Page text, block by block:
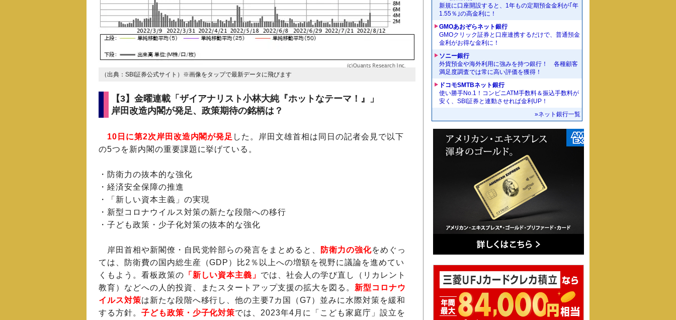
（出典：SBI証券公式サイト）※画像をタップで最新データに飛びます
【3】金曜連載「ザイアナリスト小林大純『ホットなテーマ！』」
岸田改造内閣が発足、政策期待の銘柄は？
10日に第2次岸田改造内閣が発足 した。岸田文雄首相は同日の記者会見で以下
の5つを新内閣の重要課題に挙げている。
・防衛力の抜本的な強化
・経済安全保障の推進
・「新しい資本主義」の実現
・新型コロナウイルス対策の新たな段階への移行
・子ども政策・少子化対策の抜本的な強化
岸田首相や新閣僚・自民党幹部らの発言をまとめると、 防衛力の強化をめぐっ
ては、防衛費の国内総生産（GDP）比2％以上への増額を視野に議論を進めてい
くもよう。看板政策の 「新しい資本主義」 では、社会人の学び直し（リカレント
教育）などへの人的投資、またスタートアップ支援の拡大を図る。 新型コロナウ
イルス対策は新たな段階へ移行し、他の主要7カ国（G7）並みに水際対策を緩和
する方針。 子ども政策・少子化対策では、2023年4月に「こども家庭庁」設立を
新規に口座開設すると、1年もの定期預金金利が｢年
1.55％｣の高金利に！
GMOあおぞらネット銀行
GMOクリック証券と口座連携するだけで、普通預金
金利がお得な金利に！
ソニー銀行
外貨預金や海外利用に強みを持つ銀行！ 各種顧客
満足度調査では常に高い評価を獲得！
ドコモSMTBネット銀行
使い勝手No.1！コンビニATM手数料＆振込手数料が
安く、SBI証券と連動させれば金利UP！
»ネット銀行一覧